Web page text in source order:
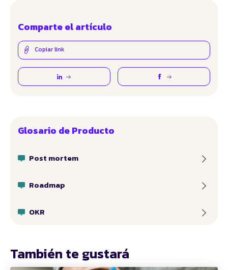
Comparte el artículo
Copiar link
Glosario de Producto
Post mortem
Roadmap
OKR
También te gustará